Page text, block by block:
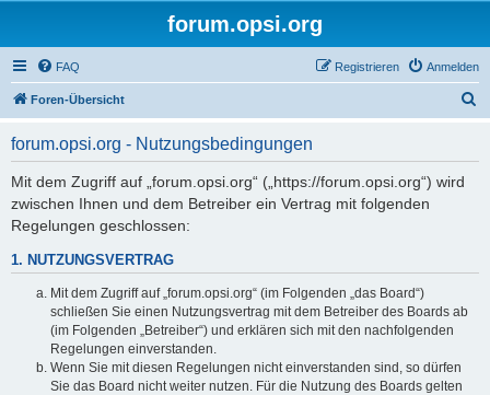
forum.opsi.org
FAQ Anmelden
Registrieren
Foren-Übersicht
forum.opsi.org - Nutzungsbedingungen
Mit dem Zugriff auf „forum.opsi.org“ („https://forum.opsi.org“) wird
zwischen Ihnen und dem Betreiber ein Vertrag mit folgenden
Regelungen geschlossen:
1. NUTZUNGSVERTRAG
Mit dem Zugriff auf „forum.opsi.org“ (im Folgenden „das Board“)
schließen Sie einen Nutzungsvertrag mit dem Betreiber des Boards ab
(im Folgenden „Betreiber“) und erklären sich mit den nachfolgenden
Regelungen einverstanden.
Wenn Sie mit diesen Regelungen nicht einverstanden sind, so dürfen
Sie das Board nicht weiter nutzen. Für die Nutzung des Boards gelten